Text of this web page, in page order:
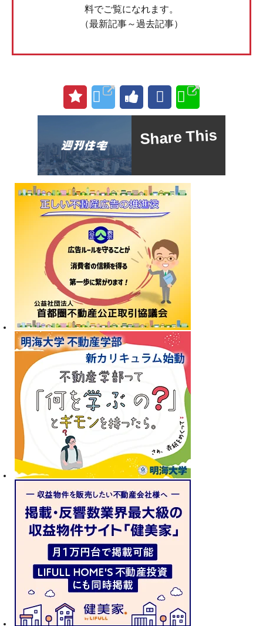
料でご覧になれます。
（最新記事～過去記事）
Share This